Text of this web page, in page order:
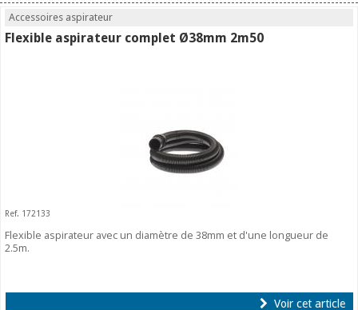
Accessoires aspirateur
Flexible aspirateur complet Ø38mm 2m50
Ref. 172133
Flexible aspirateur avec un diamètre de 38mm et d'une longueur de
2.5m.
Voir cet article